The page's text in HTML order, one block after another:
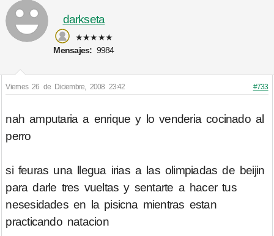
darkseta
★★★★★
Mensajes: 9984
Viernes 26 de Diciembre, 2008 23:42 #733
nah amputaria a enrique y lo venderia cocinado al
perro
si feuras una llegua irias a las olimpiadas de beijin
para darle tres vueltas y sentarte a hacer tus
nesesidades en la pisicna mientras estan
practicando natacion